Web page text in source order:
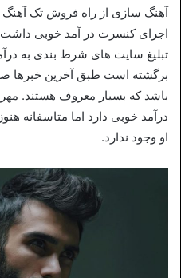
آهنگ سازی از راه فروش تک آهنگ
اجرای کنسرت در آمد خوبی داشت.
تبلیغ سایت های شرط بندی به
برگشته است طبق آخرین خبرها
درآمد خوبی دارد اما متاسفانه
او وجود ندارد.